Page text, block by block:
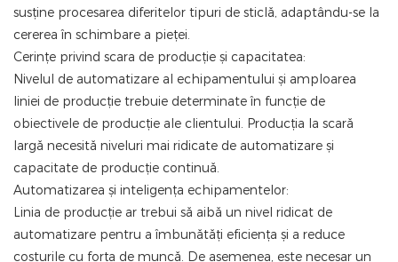
susține procesarea diferitelor tipuri de sticlă, adaptându-se la
cererea în schimbare a pieței.
Cerințe privind scara de producție și capacitatea:
Nivelul de automatizare al echipamentului și amploarea
liniei de producție trebuie determinate în funcție de
obiectivele de producție ale clientului. Producția la scară
largă necesită niveluri mai ridicate de automatizare și
capacitate de producție continuă.
Automatizarea și inteligența echipamentelor:
Linia de producție ar trebui să aibă un nivel ridicat de
automatizare pentru a îmbunătăți eficiența și a reduce
costurile cu forța de muncă. De asemenea, este necesar un